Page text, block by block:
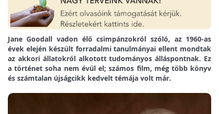
Jane Goodall vadon élő csimpánzokról szóló, az 1960-as
évek elején készült forradalmi tanulmányai ellent mondtak
az akkori állatokról alkotott tudományos álláspontnak. Ez
a történet soha nem évül el; számos film, még több könyv
és számtalan újságcikk kedvelt témája volt már.